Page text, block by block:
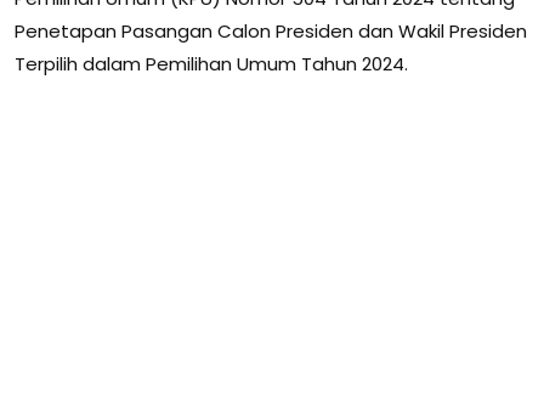
Penetapan Pasangan Calon Presiden dan Wakil Presiden
Terpilih dalam Pemilihan Umum Tahun 2024.